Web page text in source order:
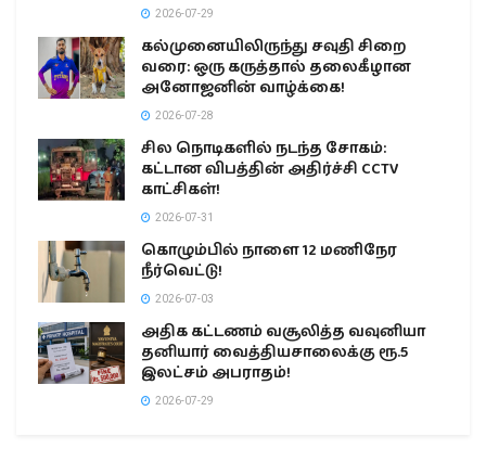
2026-07-29
கல்முனையிலிருந்து சவுதி சிறை
வரை: ஒரு கருத்தால் தலைகீழான
அனோஜனின் வாழ்க்கை!
2026-07-28
சில நொடிகளில் நடந்த சோகம்:
கட்டான விபத்தின் அதிர்ச்சி CCTV
காட்சிகள்!
2026-07-31
கொழும்பில் நாளை 12 மணிநேர
நீர்வெட்டு!
2026-07-03
அதிக கட்டணம் வசூலித்த வவுனியா
தனியார் வைத்தியசாலைக்கு ரூ.5
இலட்சம் அபராதம்!
2026-07-29